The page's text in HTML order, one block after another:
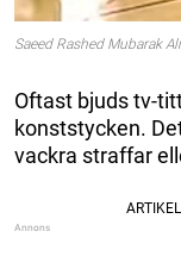
Saeed Rashed Mubarak
Oftast bjuds tv-
konststycken.
vackra straffar